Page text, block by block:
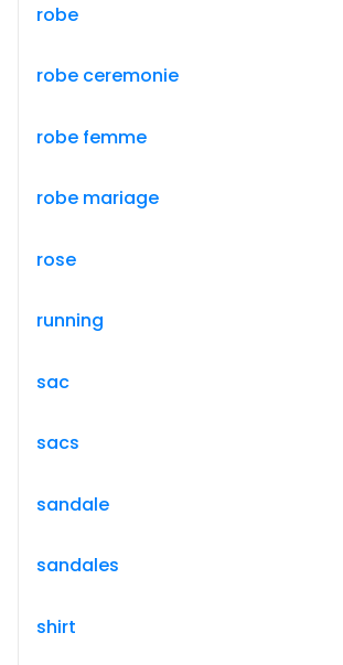
robe
robe ceremonie
robe femme
robe mariage
rose
running
sac
sacs
sandale
sandales
shirt